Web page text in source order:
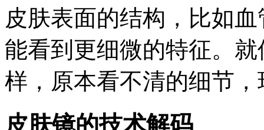
皮肤表面的结构，比如
能看到更细微的特征。
样，原本看不清的细节
皮肤镜的技术解码